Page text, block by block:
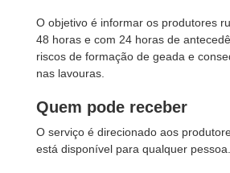
O objetivo é informar os produtores
48 horas e com 24 horas de
riscos de formação de geada e
nas lavouras.
Quem pode receber
O serviço é direcionado aos
está disponível para qualquer pessoa.